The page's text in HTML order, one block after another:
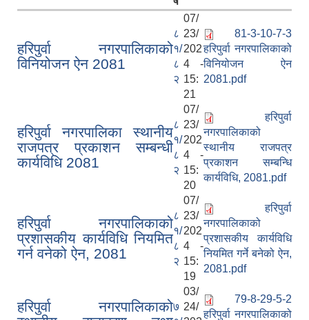
हरिपुर्वा नगरपालिकाको
विनियोजन ऐन 2081
८
१/
८
२
07/
23/
202
4 -
15:
21
81-3-10-7-3
हरिपुर्वा नगरपालिकाको
विनियोजन ऐन
2081.pdf
हरिपुर्वा नगरपालिका स्थानीय
राजपत्र प्रकाशन सम्बन्धी
कार्यविधि 2081
८
१/
८
२
07/
23/
202
4 -
15:
20
हरिपुर्वा
नगरपालिकाको
स्थानीय राजपत्र
प्रकाशन सम्बन्धि
कार्यविधि, 2081.pdf
हरिपुर्वा नगरपालिकाको
प्रशासकीय कार्यविधि नियमित
गर्न वनेको ऐन, 2081
८
१/
८
२
07/
23/
202
4 -
15:
19
हरिपुर्वा
नगरपालिकाको
प्रशासकीय कार्यविधि
नियमित गर्ने बनेको ऐन,
2081.pdf
हरिपुर्वा नगरपालिकाको७
03/
24/
79-8-29-5-2
हरिपुर्वा नगरपालिकाको